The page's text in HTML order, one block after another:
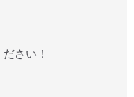
さい！